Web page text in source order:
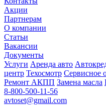
Акции
Партнерам
О компании
Статьи
Вакансии
Документы
Услуги Аренда авто
центр Техосмотр Сервисное
Ремонт АКПП Замена масла
8-800-500-11-56
avtoset@gmail.com